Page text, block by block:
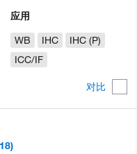
对比
应用
WB
IHC
IHC (P)
ICC/IF